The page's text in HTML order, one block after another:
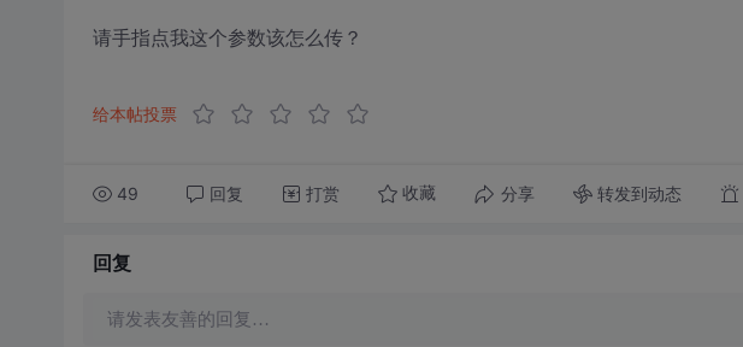
请手指点我这个参数该怎么传？
给本帖投票
49 回复 打赏 收藏 分享 转发到动态
回复
请发表友善的回复…